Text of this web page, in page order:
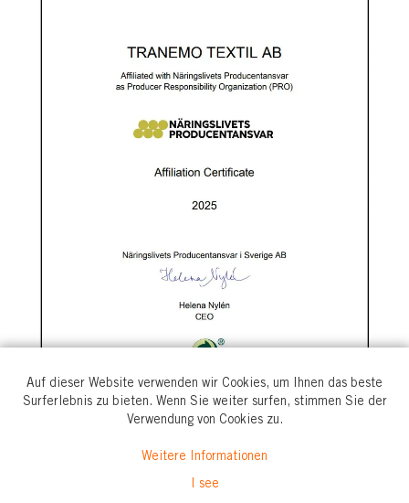
Auf dieser Website verwenden wir Cookies, um Ihnen das beste
Surferlebnis zu bieten. Wenn Sie weiter surfen, stimmen Sie der
Verwendung von Cookies zu.
Weitere Informationen
I see